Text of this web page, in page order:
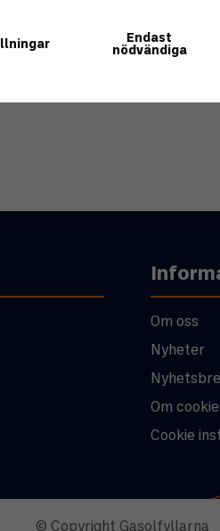
Om oss
Nyheter
Om
Cookie
© Copyright Gasolfyllarna
Endast
nödvändiga